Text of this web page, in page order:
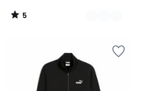
5
/